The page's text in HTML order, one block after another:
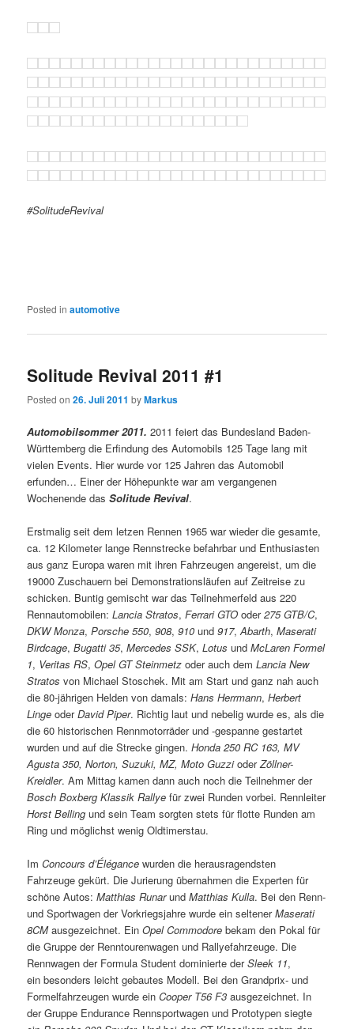
#SolitudeRevival
Posted in automotive
Solitude Revival 2011 #1
Posted on26. Juli 2011 byMarkus
Automobilsommer 2011. 2011 feiert das Bundesland Baden-
Württemberg die Erfindung des Automobils 125 Tage lang mit
vielen Events. Hier wurde vor 125 Jahren das Automobil
erfunden… Einer der Höhepunkte war am vergangenen
Wochenende das Solitude Revival.
Erstmalig seit dem letzen Rennen 1965 war wieder die gesamte,
ca. 12 Kilometer lange Rennstrecke befahrbar und Enthusiasten
aus ganz Europa waren mit ihren Fahrzeugen angereist, um die
19000 Zuschauern bei Demonstrationsläufen auf Zeitreise zu
schicken. Buntig gemischt war das Teilnehmerfeld aus 220
Rennautomobilen:Lancia Stratos,Ferrari GTO oder275 GTB/C,
DKW Monza,Porsche 550,908,910 und917,Abarth,Maserati
Birdcage,Bugatti 35,Mercedes SSK,Lotus undMcLaren Formel
1, Veritas RS,Opel GT Steinmetz oder auch demLancia New
Stratos von Michael Stoschek. Mit am Start und ganz nah auch
die 80-jährigen Helden von damals:Hans Herrmann,Herbert
Linge oderDavid Piper. Richtig laut und nebelig wurde es, als die
die 60 historischen Rennmotorräder und -gespanne gestartet
wurden und auf die Strecke gingen.Honda 250 RC 163, MV
Agusta 350, Norton, Suzuki, MZ, Moto GuzzioderZöllner-
Kreidler. Am Mittag kamen dann auch noch die Teilnehmer der
Bosch Boxberg Klassik Rallye für zwei Runden vorbei. Rennleiter
Horst Belling und sein Team sorgten stets für flotte Runden am
Ring und möglichst wenig Oldtimerstau.
ImConcours d’Élégance wurden die herausragendsten
Fahrzeuge gekürt. Die Jurierung übernahmen die Experten für
schöne Autos:Matthias RunarundMatthias Kulla. Bei den Renn-
und Sportwagen der Vorkriegsjahre wurde ein seltenerMaserati
8CMausgezeichnet. EinOpel Commodore bekam den Pokal für
die Gruppe der Renntourenwagen und Rallyefahrzeuge. Die
Rennwagen der Formula Student dominierte derSleek 11,
ein besonders leicht gebautes Modell. Bei den Grandprix- und
Formelfahrzeugen wurde ein Cooper T56 F3ausgezeichnet. In
der Gruppe Endurance Rennsportwagen und Prototypen siegte